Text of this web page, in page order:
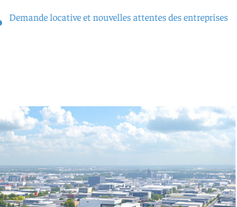
Demande locative et nouvelles attentes des entreprises